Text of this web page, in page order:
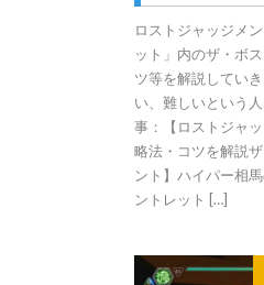
ロストジャッジメ
ット」内のザ・ボ
ツ等を解説してい
い、難しいという
事：【ロストジャ
略法・コツを解説
ント】ハイパー相
ントレット […]